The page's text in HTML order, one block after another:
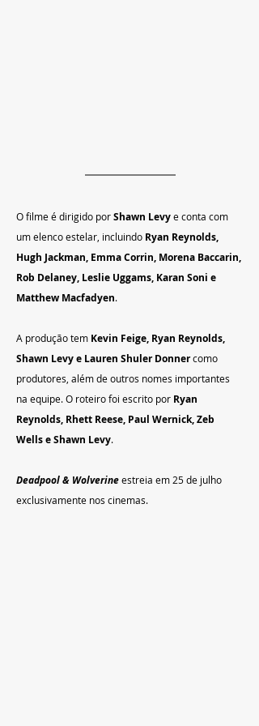
O filme é dirigido por Shawn Levy e conta com
um elenco estelar, incluindo Ryan Reynolds,
Hugh Jackman, Emma Corrin, Morena Baccarin,
Rob Delaney, Leslie Uggams, Karan Soni e
Matthew Macfadyen.
A produção tem Kevin Feige, Ryan Reynolds,
Shawn Levy e Lauren Shuler Donner como
produtores, além de outros nomes importantes
na equipe. O roteiro foi escrito por Ryan
Reynolds, Rhett Reese, Paul Wernick, Zeb
Wells e Shawn Levy.
Deadpool & Wolverine estreia em 25 de julho
exclusivamente nos cinemas.